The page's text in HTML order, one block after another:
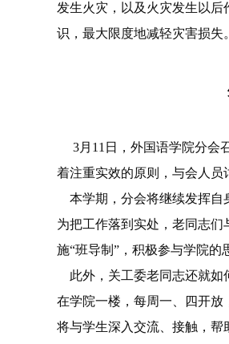
发生火灾，以及火灾发生以
识，最大限度地减轻灾害损失。
3月11日，外国语学院分会
着注重实效的原则，与会人员
本学期，分会将继续发挥自
为把工作落到实处，老同志
施“班导制”，积极参与学院的
此外，关工委老同志还就如
在学院一楼，每周一、四开放
将与学生深入交流、接触，帮